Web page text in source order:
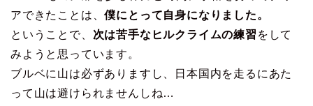
アできたことは、僕にとって自身になりました。
ということで、 次は苦手なヒルクライムの練習 をして
みようと思っています。
ブルベに山は必ずありますし、日本国内を走るにあた
って山は避けられませんしね…